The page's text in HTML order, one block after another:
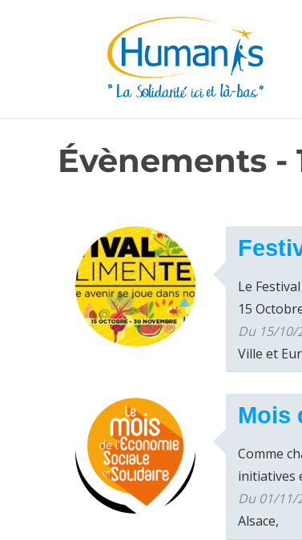
Évènements -
Le
15
Du 15/10/
Ville et
Mois
Comme
initiatives
Du 01/11/
Alsace,